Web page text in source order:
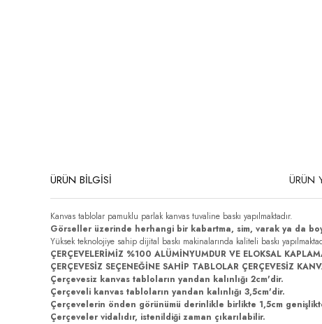
ÜRÜN BİLGİSİ ÜRÜN
Kanvas tablolar pamuklu parlak kanvas tuvaline baskı yapılmaktadır.
Görseller üzerinde herhangi bir kabartma, sim, varak ya da
Yüksek teknolojiye sahip dijital baskı makinalarında kaliteli baskı
ÇERÇEVELERİMİZ %100 ALÜMİNYUMDUR VE ELOKSAL
ÇERÇEVESİZ SEÇENEĞİNE SAHİP TABLOLAR ÇERÇEVESİZ
Çerçevesiz kanvas tabloların yandan kalınlığı 2cm'dir.
Çerçeveli kanvas tabloların yandan kalınlığı 3,5cm'dir.
Çerçevelerin önden görünümü derinlikle birlikte 1,5cm
Çerçeveler vidalıdır, istenildiği zaman çıkarılabilir.